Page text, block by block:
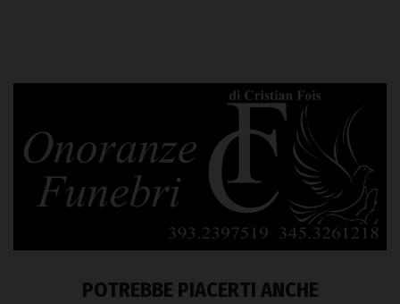
POTREBBE PIACERTI ANCHE